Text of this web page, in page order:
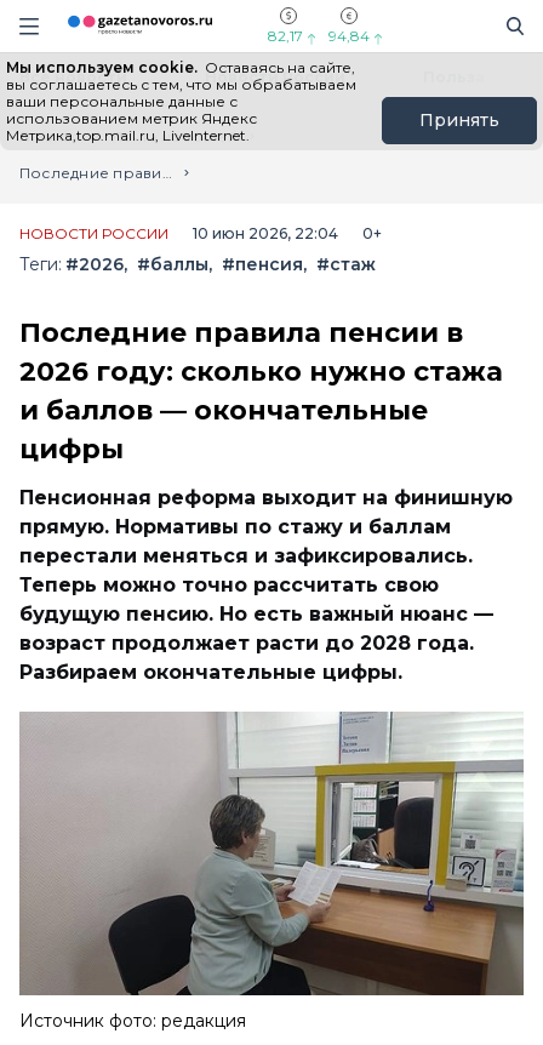
Информационный портал "ГазетаНоворос.ру"
Навигация сайта
82,17 94,84
Мы используем cookie. Оставаясь на сайте,
вы соглашаетесь с тем, что мы обрабатываем
ваши персональные данные с
использованием метрик Яндекс
Метрика,top.mail.ru, LiveInternet.
Принять
Все новости Новости России
Главная
Лента новостей
Последние правила пенсии в 2026 году: сколько нужно стажа и баллов — окончательные цифры
НОВОСТИ РОССИИ 10 июн 2026, 22:04 0+
Теги: #2026 #баллы #пенсия #стаж
Последние правила пенсии в
2026 году: сколько нужно стажа
и баллов — окончательные
цифры
Пенсионная реформа выходит на финишную
прямую. Нормативы по стажу и баллам
перестали меняться и зафиксировались.
Теперь можно точно рассчитать свою
будущую пенсию. Но есть важный нюанс —
возраст продолжает расти до 2028 года.
Разбираем окончательные цифры.
Источник фото: редакция